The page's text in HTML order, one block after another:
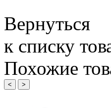
Вернуться
к списку
Похожие
< >